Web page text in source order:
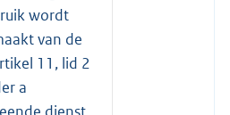
wordt
van de
11, lid 2
a